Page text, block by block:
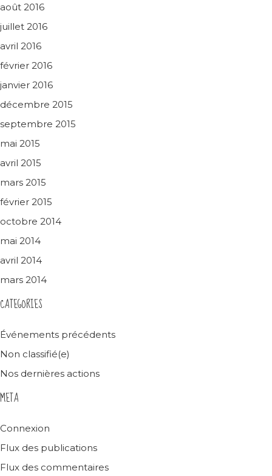
août 2016
juillet 2016
avril 2016
février 2016
janvier 2016
décembre 2015
septembre 2015
mai 2015
avril 2015
mars 2015
février 2015
octobre 2014
mai 2014
avril 2014
mars 2014
CATEGORIES
Événements précédents
Non classifié(e)
Nos dernières actions
META
Connexion
Flux des publications
Flux des commentaires